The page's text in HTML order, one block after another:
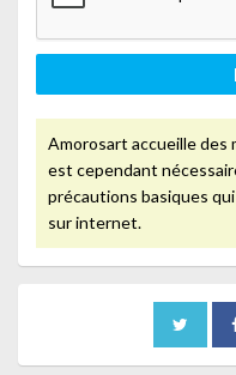
Amorosart accueille des
est cependant
précautions basiques
sur internet.